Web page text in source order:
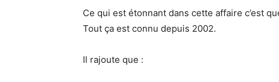
Ce qui est étonnant dans cette affaire c’est
Tout ça est connu depuis 2002.
Il rajoute que :